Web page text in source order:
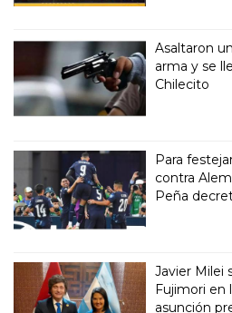
Asaltaron
arma y se
Chilecito
Para
contra
Peña
Javier Milei
Fujimori en
asunción